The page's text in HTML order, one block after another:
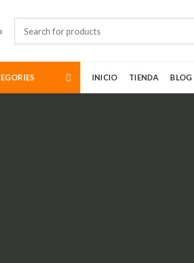
INICIO TIENDA BLOG